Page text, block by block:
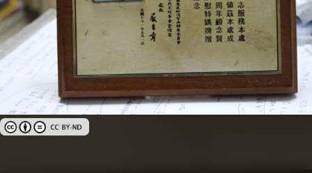
創用CC姓名標示-禁止改作 3.0 台灣及其後版本(CC BY-ND 3.0 TW +)